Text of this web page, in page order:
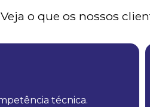
Veja o que os nossos
técnica.